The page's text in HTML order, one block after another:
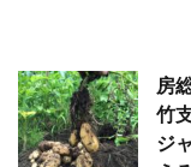
房
竹
ジ